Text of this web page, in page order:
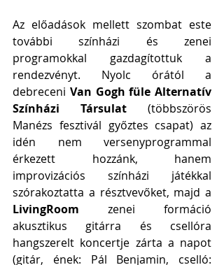
Az előadások mellett szombat este
további színházi és zenei
programokkal gazdagítottuk a
rendezvényt. Nyolc órától a
debreceni Van Gogh füle Alternatív
Színházi Társulat (többszörös
Manézs fesztivál győztes csapat) az
idén nem versenyprogrammal
érkezett hozzánk, hanem
improvizációs színházi játékkal
LivingRoom zenei formáció
akusztikus gitárra és csellóra
hangszerelt koncertje zárta a napot
(gitár, ének: Pál Benjamin, cselló: